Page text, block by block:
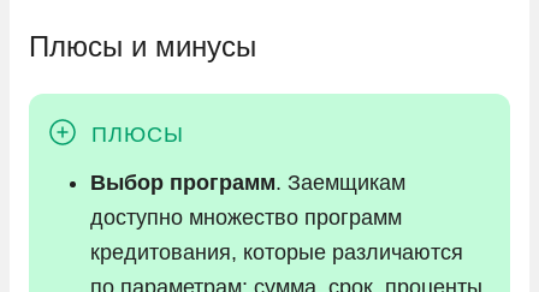
Плюсы и минусы
Выбор программ. Заемщикам
доступно множество программ
кредитования, которые различаются
по параметрам: сумма, срок, проценты